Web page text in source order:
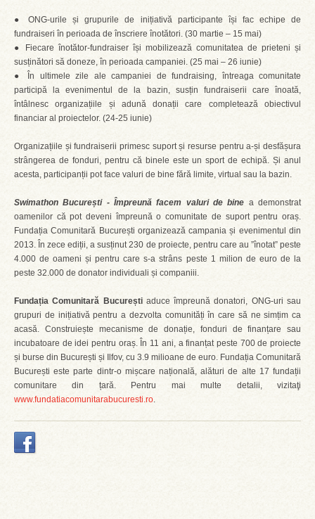
● ONG-urile și grupurile de inițiativă participante își fac echipe de
fundraiseri în perioada de înscriere înotători. (30 martie – 15 mai)
● Fiecare înotător-fundraiser își mobilizează comunitatea de prieteni și
susținători să doneze, în perioada campaniei. (25 mai – 26 iunie)
● În ultimele zile ale campaniei de fundraising, întreaga comunitate
participă la evenimentul de la bazin, susțin fundraiserii care înoată,
întâlnesc organizațiile și adună donații care completează obiectivul
financiar al proiectelor. (24-25 iunie)
Organizațiile și fundraiserii primesc suport și resurse pentru a-și desfășura
strângerea de fonduri, pentru că binele este un sport de echipă. Și anul
acesta, participanții pot face valuri de bine fără limite, virtual sau la bazin.
Swimathon București - Împreună facem valuri de bine a demonstrat
oamenilor că pot deveni împreună o comunitate de suport pentru oraș.
Fundația Comunitară București organizează campania și evenimentul din
2013. În zece ediții, a susținut 230 de proiecte, pentru care au ”înotat” peste
4.000 de oameni și pentru care s-a strâns peste 1 milion de euro de la
peste 32.000 de donator individuali și companiii.
Fundația Comunitară Bucureștiaduce împreună donatori, ONG-uri sau
grupuri de inițiativă pentru a dezvolta comunități în care să ne simțim ca
acasă. Construiește mecanisme de donație, fonduri de finanțare sau
incubatoare de idei pentru oraș. În 11 ani, a finanțat peste 700 de proiecte
și burse din București și Ilfov, cu 3.9 milioane de euro. Fundația Comunitară
București este parte dintr-o mișcare națională, alături de alte 17 fundații
comunitare din țară. Pentru mai multe detalii, vizitaţi
www.fundatiacomunitarabucuresti.ro.